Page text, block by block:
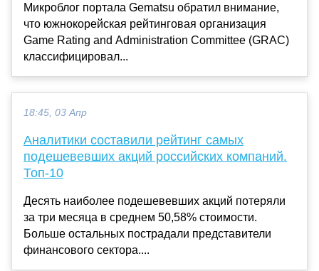
Микроблог портала Gematsu обратил внимание,
что южнокорейская рейтинговая организация
Game Rating and Administration Committee (GRAC)
классифицировал...
18:45, 03 Апр
Аналитики составили рейтинг самых
подешевевших акций российских компаний.
Топ-10
Десять наиболее подешевевших акций потеряли
за три месяца в среднем 50,58% стоимости.
Больше остальных пострадали представители
финансового сектора....